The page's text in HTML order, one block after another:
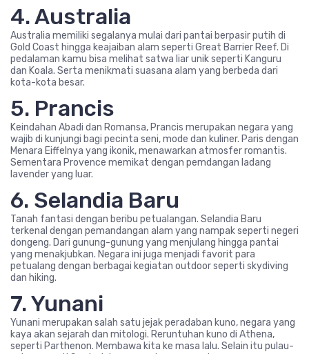
4. Australia
Australia memiliki segalanya mulai dari pantai berpasir putih di
Gold Coast hingga keajaiban alam seperti Great Barrier Reef. Di
pedalaman kamu bisa melihat satwa liar unik seperti Kanguru
dan Koala. Serta menikmati suasana alam yang berbeda dari
kota-kota besar.
5. Prancis
Keindahan Abadi dan Romansa, Prancis merupakan negara yang
wajib di kunjungi bagi pecinta seni, mode dan kuliner. Paris dengan
Menara Eiffelnya yang ikonik, menawarkan atmosfer romantis.
Sementara Provence memikat dengan pemdangan ladang
lavender yang luar.
6. Selandia Baru
Tanah fantasi dengan beribu petualangan. Selandia Baru
terkenal dengan pemandangan alam yang nampak seperti negeri
dongeng. Dari gunung-gunung yang menjulang hingga pantai
yang menakjubkan. Negara ini juga menjadi favorit para
petualang dengan berbagai kegiatan outdoor seperti skydiving
dan hiking.
7. Yunani
Yunani merupakan salah satu jejak peradaban kuno, negara yang
kaya akan sejarah dan mitologi. Reruntuhan kuno di Athena,
seperti Parthenon. Membawa kita ke masa lalu. Selain itu pulau-